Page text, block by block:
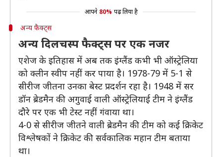
आपने 80% पढ़ लिया है
अन्य फैक्ट्स
अन्य दिलचस्प फैक्ट्स पर एक नजर
एशेज के इतिहास में अब तक इंग्लैंड कभी भी ऑस्ट्रेलिया
को क्लीन स्वीप नहीं कर पाया है। 1978-79 में 5-1 से
सीरीज जीतना उनका बेस्ट प्रदर्शन रहा है। 1948 में सर
डॉन ब्रेडमैन की अगुवाई वाली ऑस्ट्रेलियाई टीम ने इंग्लैंड
दौरे पर एक भी टेस्ट नहीं गंवाया था।
4-0 से सीरीज जीतने वाली ब्रेडमैन की टीम को कई क्रिकेट
विश्लेषकों ने क्रिकेट की सर्वकालिक महान टीम बताया
था।